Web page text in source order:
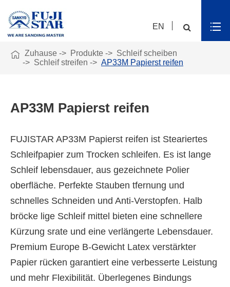
EN
 Zuhause Produkte
Schleif scheiben
Schleif streifen
AP33M Papierst reifen
AP33M Papierst reifen
FUJISTAR AP33M Papierst reifen ist Steariertes
Schleifpapier zum Trocken schleifen. Es ist lange
Schleif lebensdauer, aus gezeichnete Polier
oberfläche. Perfekte Stauben tfernung und
schnelles Schneiden und Anti-Verstopfen. Halb
bröcke lige Schleif mittel bieten eine schnellere
Kürzung srate und eine verlängerte Lebensdauer.
Premium Europe B-Gewicht Latex verstärkter
Papier rücken garantiert eine verbesserte Leistung
und mehr Flexibilität. Überlegenes Bindungs